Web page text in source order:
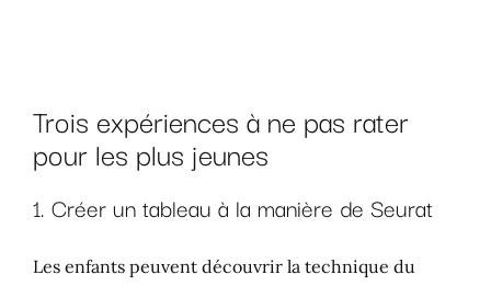
Trois expériences à ne pas rater
pour les plus jeunes
1. Créer un tableau à la manière de Seurat
Les enfants peuvent découvrir la technique du